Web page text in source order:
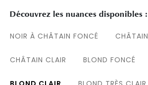
Découvrez les nuances disponibles :
NOIR À CHÂTAIN FONCÉ CHÂTAIN
CHÂTAIN CLAIR BLOND FONCÉ